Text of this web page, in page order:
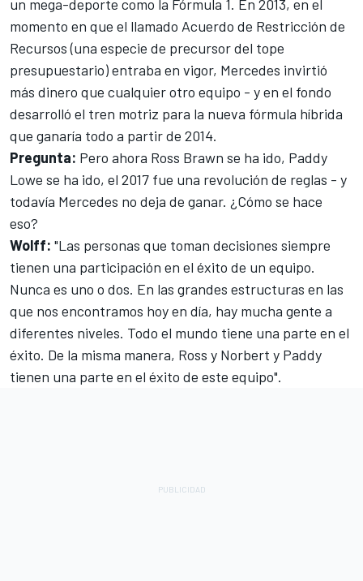
un mega-deporte como la Fórmula 1. En 2013, en el
momento en que el llamado Acuerdo de Restricción de
Recursos (una especie de precursor del tope
presupuestario) entraba en vigor, Mercedes invirtió
más dinero que cualquier otro equipo - y en el fondo
desarrolló el tren motriz para la nueva fórmula híbrida
que ganaría todo a partir de 2014.
Pregunta: Pero ahora Ross Brawn se ha ido, Paddy
Lowe se ha ido, el 2017 fue una revolución de reglas - y
todavía Mercedes no deja de ganar. ¿Cómo se hace
eso?
Wolff: "Las personas que toman decisiones siempre
tienen una participación en el éxito de un equipo.
Nunca es uno o dos. En las grandes estructuras en las
que nos encontramos hoy en día, hay mucha gente a
diferentes niveles. Todo el mundo tiene una parte en el
éxito. De la misma manera, Ross y Norbert y Paddy
tienen una parte en el éxito de este equipo".